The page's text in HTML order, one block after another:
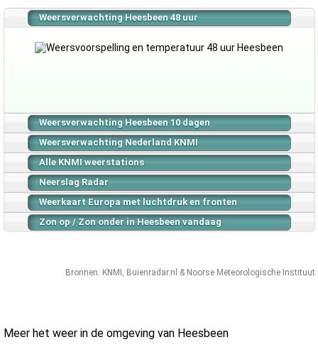
Weersverwachting Heesbeen 48 uur
Weersverwachting Heesbeen 10 dagen
Weersverwachting Nederland KNMI
Alle KNMI weerstations
Neerslag Radar
Weerkaart Europa met luchtdruk en fronten
Zon op / Zon onder in Heesbeen vandaag
Bronnen: KNMI , Buienradar.nl & Noorse Meteorologische Instituut
Meer het weer in de omgeving van Heesbeen